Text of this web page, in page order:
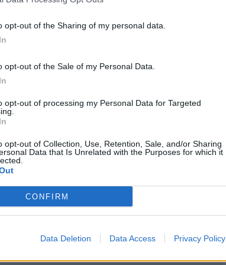
opt-out of the Sharing of my personal data.
opt-out of the Sale of my Personal Data.
opt-out of processing my Personal Data for Targeted
opt-out of Collection, Use, Retention, Sale, and/or Sharing
Data that Is Unrelated with the Purposes for which it
CONFIRM
Data Deletion Data Access Privacy Policy
nad ponad 1200 wychowankami. Wciąż
wolontariuszy i przyjaciół.
Brat Albert, urodził się w 1845 roku. Porzucił
na krakowskim Kazimierzu wraz ze swymi
placówki we Lwowie, Tarnowie i
II beatyfikował go w 1983 r. i kanonizował w
od 1987 roku kultywuje w Polsce Fundacja
osobom niepełnosprawnym intelektualnie.
tu dla Ciebie!